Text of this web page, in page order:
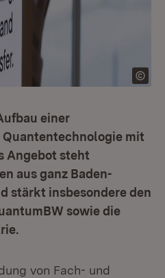
einer
mit
Angebot steht
aus ganz Baden-
stärkt insbesondere den
sowie die
von Fach- und